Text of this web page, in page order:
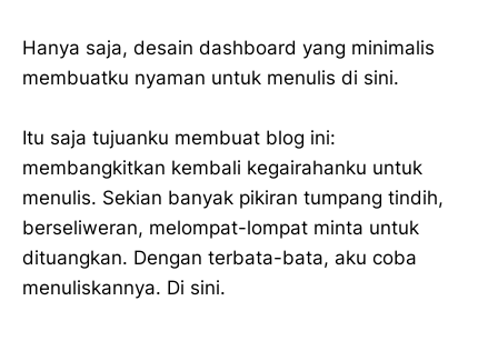
Hanya saja, desain dashboard yang minimalis
membuatku nyaman untuk menulis di sini.
Itu saja tujuanku membuat blog ini:
membangkitkan kembali kegairahanku untuk
menulis. Sekian banyak pikiran tumpang tindih,
berseliweran, melompat-lompat minta untuk
dituangkan. Dengan terbata-bata, aku coba
menuliskannya. Di sini.